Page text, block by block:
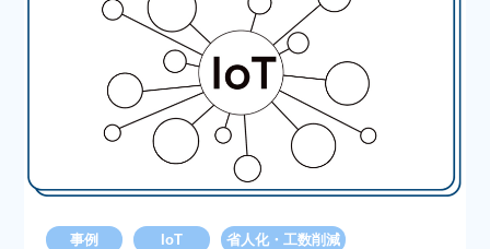
事例 IoT 省人化・工数削減